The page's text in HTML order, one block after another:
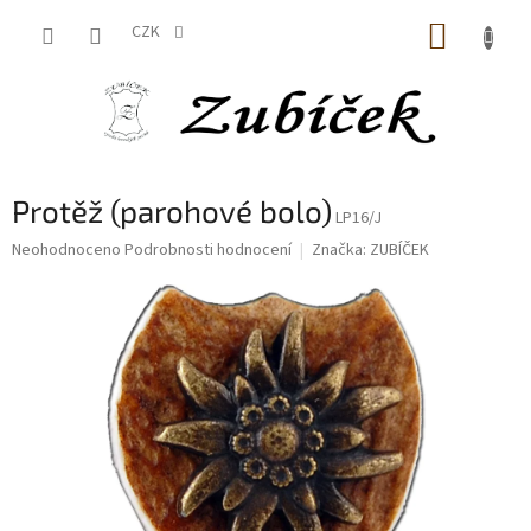
CZK
Protěž (parohové bolo) LP16/J
Průměrné
Neohodnoceno Podrobnosti hodnocení Značka: ZUBÍČEK